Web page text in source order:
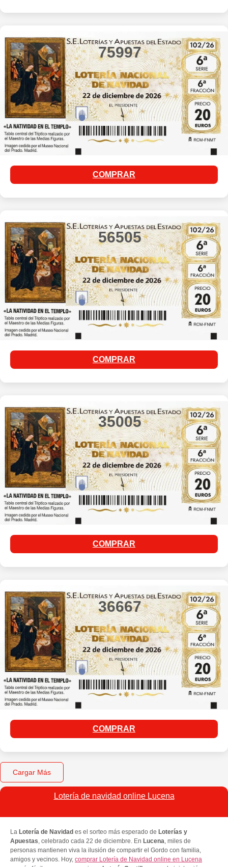
75997
COMPRAR
56505
COMPRAR
35005
COMPRAR
36667
COMPRAR
Cargar Más
Lotería de navidad online Lucena
La Lotería de Navidad es el sorteo más esperado de Loterías y
Apuestas, celebrado cada 22 de diciembre. En Lucena, miles de
personas mantienen viva la ilusión de compartir el Gordo con familia,
amigos y vecinos. Hoy, comprar Lotería de Navidad online en Lucena